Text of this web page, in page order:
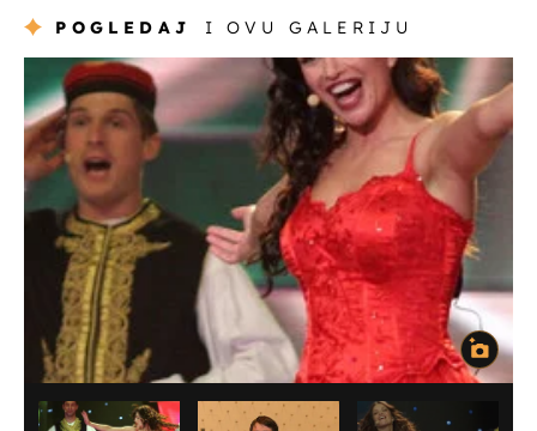
POGLEDAJ I OVU GALERIJU